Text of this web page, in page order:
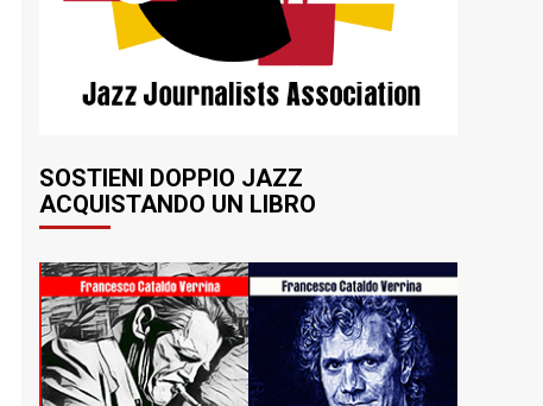
SOSTIENI DOPPIO JAZZ
ACQUISTANDO UN LIBRO